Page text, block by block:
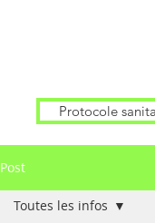
Protocole
Post
Toutes les infos